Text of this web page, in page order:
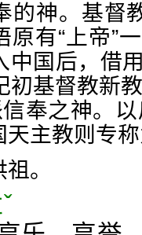
神。基督
有“上帝”
国后，借
初基督教新
信奉之神。
主教则专称
。